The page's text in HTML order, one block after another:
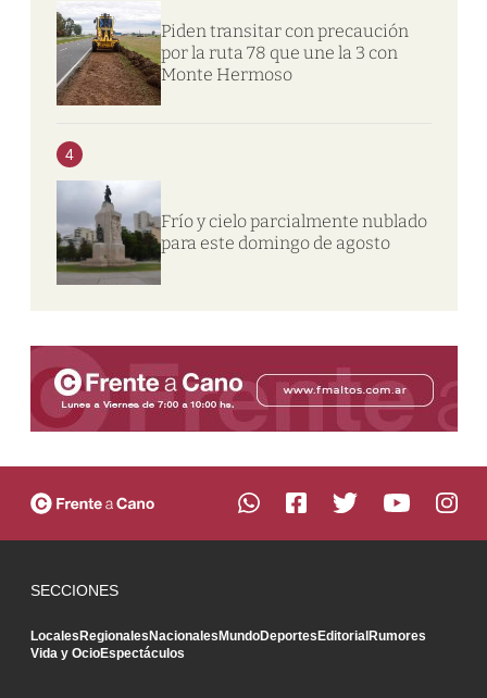
Piden transitar con precaución
por la ruta 78 que une la 3 con
Monte Hermoso
4
Frío y cielo parcialmente nublado
para este domingo de agosto
SECCIONES
LocalesRegionalesNacionalesMundoDeportesEditorialRumores
Vida y OcioEspectáculos